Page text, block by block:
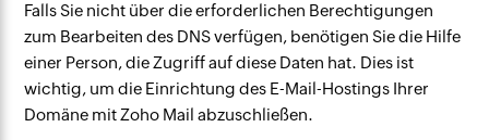
Falls Sie nicht über die erforderlichen Berechtigungen
zum Bearbeiten des DNS verfügen, benötigen Sie die Hilfe
einer Person, die Zugriff auf diese Daten hat. Dies ist
wichtig, um die Einrichtung des E-Mail-Hostings Ihrer
Domäne mit Zoho Mail abzuschließen.